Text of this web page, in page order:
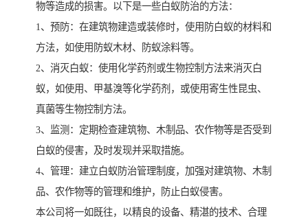
物等造成的损害。以下是一些白蚁防治的方法：
1、预防：在建筑物建造或装修时，使用防白蚁的材料和
方法，如使用防蚁木材、防蚁涂料等。
2、消灭白蚁：使用化学药剂或生物控制方法来消灭白
蚁，如使用、甲基溴等化学药剂，或使用寄生性昆虫、
真菌等生物控制方法。
3、监测：定期检查建筑物、木制品、农作物等是否受到
白蚁的侵害，及时发现并采取措施。
4、管理：建立白蚁防治管理制度，加强对建筑物、木制
品、农作物等的管理和维护，防止白蚁侵害。
本公司将一如既往，以精良的设备、精湛的技术、合理